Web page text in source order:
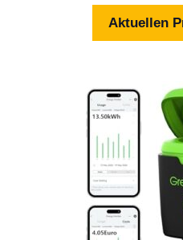
5
Aktuellen